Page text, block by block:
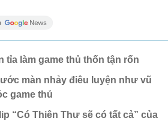
tỉa làm game thủ thốn tận rốn
màn nhảy điêu luyện như vũ
game thủ
“Có Thiên Thư sẽ có tất cả” của